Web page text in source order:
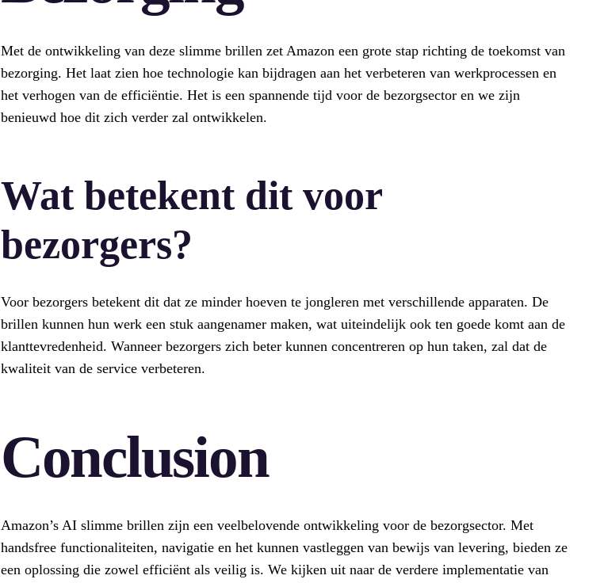
Met de ontwikkeling van deze slimme brillen zet Amazon een grote stap richting de toekomst van
bezorging. Het laat zien hoe technologie kan bijdragen aan het verbeteren van werkprocessen en
het verhogen van de efficiëntie. Het is een spannende tijd voor de bezorgsector en we zijn
benieuwd hoe dit zich verder zal ontwikkelen.
Wat betekent dit voor
bezorgers?
Voor bezorgers betekent dit dat ze minder hoeven te jongleren met verschillende apparaten. De
brillen kunnen hun werk een stuk aangenamer maken, wat uiteindelijk ook ten goede komt aan de
klanttevredenheid. Wanneer bezorgers zich beter kunnen concentreren op hun taken, zal dat de
kwaliteit van de service verbeteren.
Conclusion
Amazon’s AI slimme brillen zijn een veelbelovende ontwikkeling voor de bezorgsector. Met
handsfree functionaliteiten, navigatie en het kunnen vastleggen van bewijs van levering, bieden ze
een oplossing die zowel efficiënt als veilig is. We kijken uit naar de verdere implementatie van